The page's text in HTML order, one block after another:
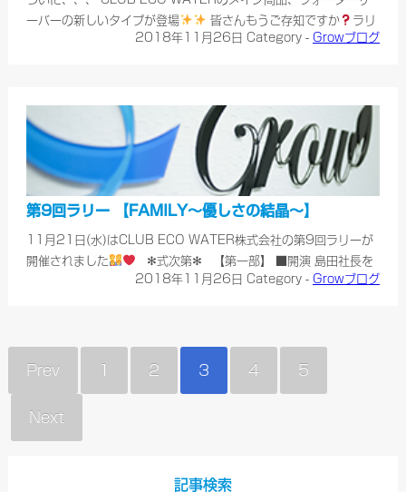
ーバーの新しいタイプが登場
皆さんもうご存知ですか
ラリ
ーでも発表がありましたね
今までろ過されるのに約2時
2018年11月26日 Category - Growブログ
第9回ラリー 【FAMILY〜優しさの結晶〜】
11月21日(水)はCLUB ECO WATER株式会社の第9回ラリーが
開催されました
✻式次第✻ 【第一部】 ■開演 島田社長を
含む、大阪サロンの方によるイリュージョ……
2018年11月26日 Category - Growブログ
Prev 1 2 3 4 5
Next
記事検索